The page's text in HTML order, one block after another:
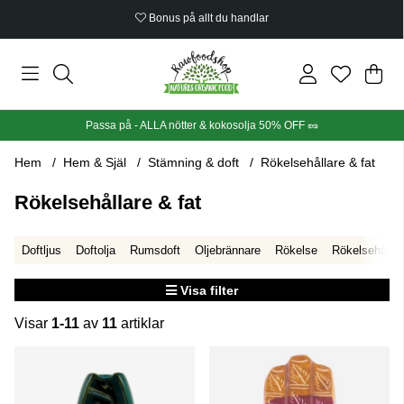
Bonus på allt du handlar
Din
.
Passa på - ALLA nötter & kokosolja 50% OFF 🥜
Hem Hem & Själ Stämning & doft Rökelsehållare & fat
Rökelsehållare & fat
Doftljus Doftolja Rumsdoft Oljebrännare Rökelse
Visa filter
Visar 1-11 av 11 artiklar